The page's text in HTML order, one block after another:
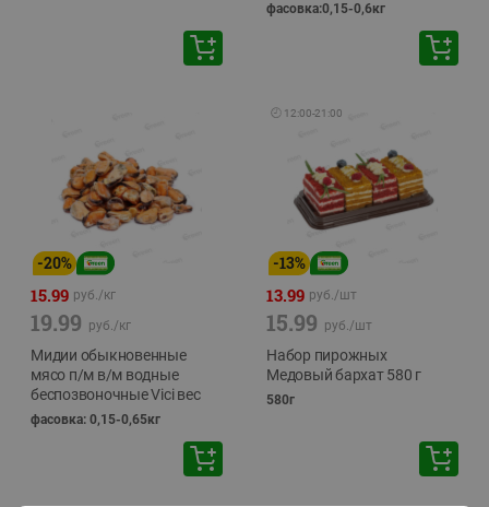
фасовка:0,15-0,6кг
-20%
15.99 руб./кг
19.99 руб./кг
Мидии обыкновенные
мясо п/м в/м водные
беспозвоночные Vici вес
фасовка: 0,15-0,65кг
🕘 12:00-21:00
-13%
13.99 руб./шт
15.99 руб./шт
Набор пирожных
Медовый бархат 580 г
580г